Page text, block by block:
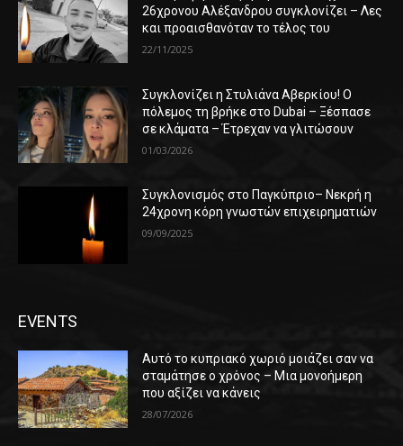
26χρονου Αλέξανδρου συγκλονίζει – Λες
και προαισθανόταν το τέλος του
22/11/2025
Συγκλονίζει η Στυλιάνα Αβερκίου! Ο
πόλεμος τη βρήκε στο Dubai – Ξέσπασε
σε κλάματα – Έτρεχαν να γλιτώσουν
01/03/2026
Συγκλονισμός στο Παγκύπριο– Νεκρή η
24χρονη κόρη γνωστών επιχειρηματιών
09/09/2025
EVENTS
Αυτό το κυπριακό χωριό μοιάζει σαν να
σταμάτησε ο χρόνος – Μια μονοήμερη
που αξίζει να κάνεις
28/07/2026